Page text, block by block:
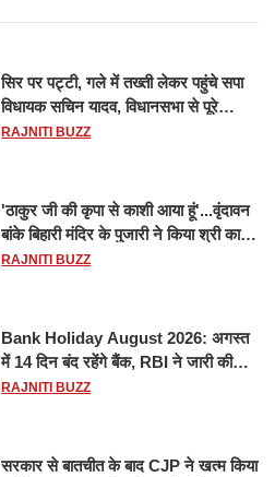
सिर पर पट्टी, गले में तख्ती लेकर पहुंचे सपा
विधायक सचिन यादव, विधानसभा से पूरे
मानसून सत्र के लिए किया गया निलंबित
RAJNITI BUZZ
'ठाकुर जी की कृपा से काशी आया हूं'...वृंदावन
बांके बिहारी मंदिर के पुजारी ने किया श्री काशी
विश्वनाथ का जलाभिषेक
RAJNITI BUZZ
Bank Holiday August 2026: अगस्त
में 14 दिन बंद रहेंगे बैंक, RBI ने जारी की
छुट्टियों की लिस्ट​​​​​​​
RAJNITI BUZZ
सरकार से बातचीत के बाद CJP ने खत्म किया